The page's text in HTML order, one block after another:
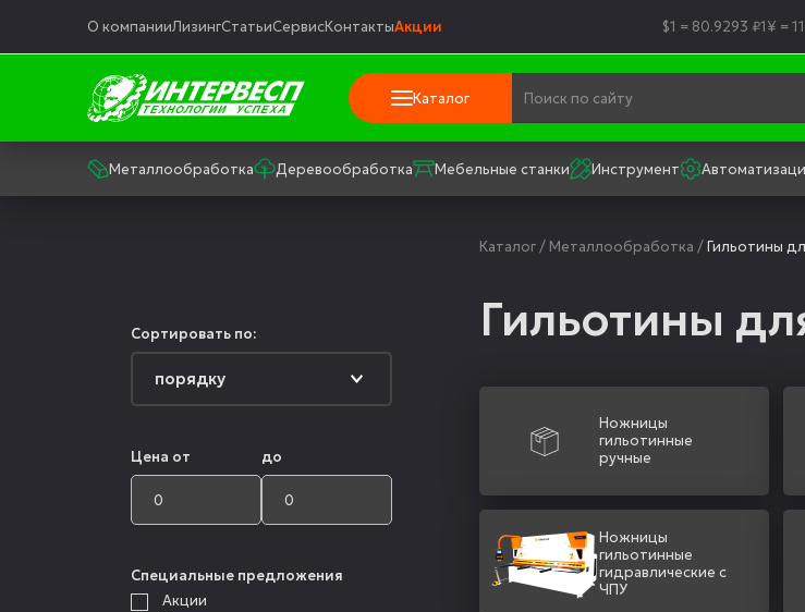
О компанииЛизингСтатьиСервисКонтактыАкции $1 = 80.9293 ₽1¥ =
Каталог
Металлообработка Деревообработка Мебельные станки Инструмент
Сортировать по:
Цена от до
Специальные предложения
Акции
Каталог/ Металлообработка /Гильотины
Гильотины
Ножницы
гильотинные
ручные
Ножницы
гильотинные
гидравлические с
ЧПУ